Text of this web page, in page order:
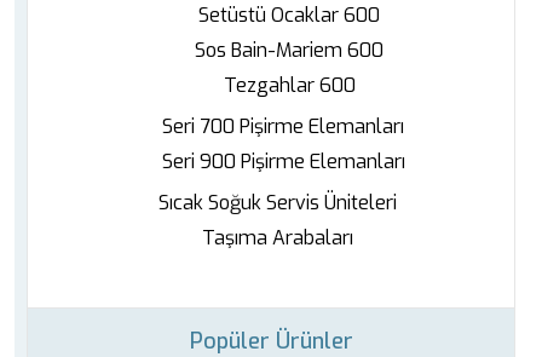
Setüstü Ocaklar 600
Sos Bain-Mariem 600
Tezgahlar 600
Seri 700 Pişirme Elemanları
Seri 900 Pişirme Elemanları
Sıcak Soğuk Servis Üniteleri
Taşıma Arabaları
Popüler Ürünler